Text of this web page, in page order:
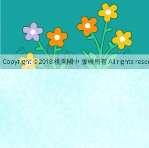
Copyright ©2018 桃園國中 版權所有 All rights